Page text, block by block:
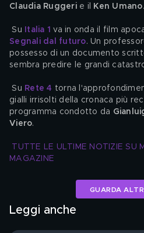
Claudia Ruggeri e il Ken Umano
Su Italia 1 va in onda il film
Segnali dal futuro. Un
possesso di un documento
sembra predire le grandi
Su Rete 4 torna
gialli irrisolti della cronaca più
programma condotto da
Viero.
TUTTE LE ULTIME NOTIZIE SU
MAGAZINE
GUARDA
Leggi anche